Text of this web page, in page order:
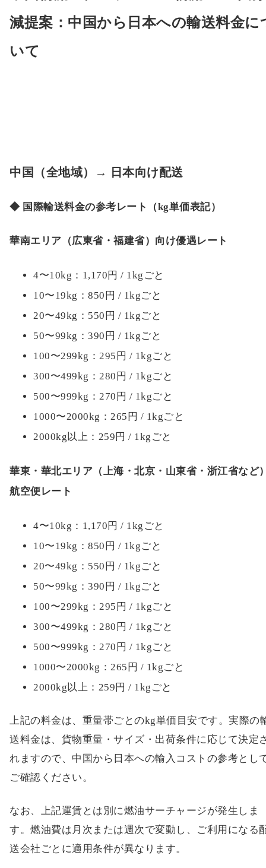
減提案：中国から日本への輸送料金に
いて
中国（全地域）→ 日本向け配送
◆ 国際輸送料金の参考レート（kg単価表記）
華南エリア（広東省・福建省）向け優遇レート
4〜10kg：1,170円 / 1kgごと
10〜19kg：850円 / 1kgごと
20〜49kg：550円 / 1kgごと
50〜99kg：390円 / 1kgごと
100〜299kg：295円 / 1kgごと
300〜499kg：280円 / 1kgごと
500〜999kg：270円 / 1kgごと
1000〜2000kg：265円 / 1kgごと
2000kg以上：259円 / 1kgごと
華東・華北エリア（上海・北京・山東省・浙江省など
航空便レート
4〜10kg：1,170円 / 1kgごと
10〜19kg：850円 / 1kgごと
20〜49kg：550円 / 1kgごと
50〜99kg：390円 / 1kgごと
100〜299kg：295円 / 1kgごと
300〜499kg：280円 / 1kgごと
500〜999kg：270円 / 1kgごと
1000〜2000kg：265円 / 1kgごと
2000kg以上：259円 / 1kgごと
上記の料金は、重量帯ごとのkg単価目安です。実際の
送料金は、貨物重量・サイズ・出荷条件に応じて決定
れますので、中国から日本への輸入コストの参考とし
ご確認ください。
なお、上記運賃とは別に燃油サーチャージが発生しま
す。燃油費は月次または週次で変動し、ご利用になる
送会社ごとに適用条件が異なります。